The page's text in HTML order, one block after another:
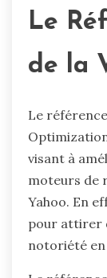
Le
de la
Le
visant à
moteurs de
Yahoo. En
pour attirer
notoriété en